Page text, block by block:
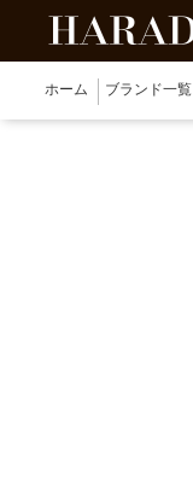
ホーム ブランド一覧